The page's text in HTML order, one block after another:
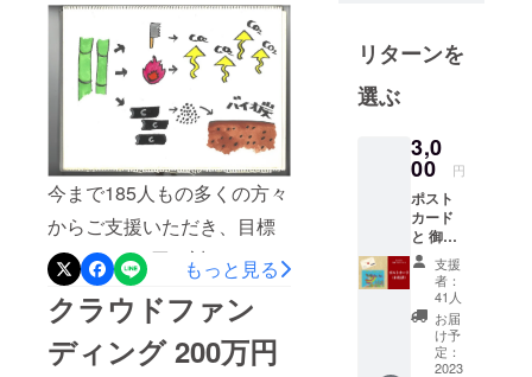
は素晴らしいですね」「障
がい者の方や生きづらさを
抱えてる方々が笑顔で過ご
せる事業所になると期待し
ています」「これからも笑
顔あふれる農園の運営を頑
張って下さい」など多くの
声をいただき勇気づけられ
ました。経済的に恵まれて
いなかったため、中学・高
校の時から、酒屋さんの配
クト」を実現できるように
頑張ります。なお、クラウ
ドファンデングは6月30日ま
で受け付けています。あと
２日間、どうぞよろしくお
願いします。
今まで185人もの多くの方々
からご支援いただき、目標
の2,500,000円に対し９
１%、2,283,000円のご支援
をいただきました。ありが
とうございます。あと３日
もっと見る
クラウドファン
ディング 200万円
多くの方々
とともに、
笑顔で楽し
をしていま
一度、農園
にお越しし
ください。
お待ちして
リターンを
選ぶ
3,0
00 円
ポスト
カード
と 御礼
状を送
付しま
す。 ポ
スト
カード
のデザ
イン
支援
者：
41人
お届
け予
定：
2023